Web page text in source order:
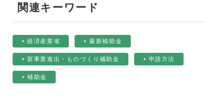
関連キーワード
経済産業省 最新補助金
新事業進出・ものづくり補助金 申請方法
補助金